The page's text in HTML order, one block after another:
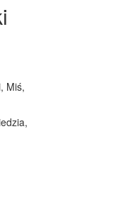
Miś,